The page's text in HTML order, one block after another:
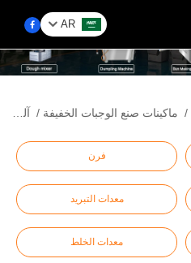
AR
/ ماكينات صنع الوجبات الخفيفة / آلة فشار محمولة على عربة
فرن
معدات التبريد
معدات الخلط